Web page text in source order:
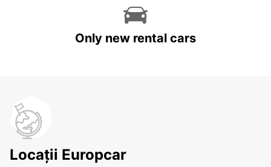
Only new rental cars
Locații Europcar